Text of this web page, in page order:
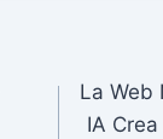
La Web
IA